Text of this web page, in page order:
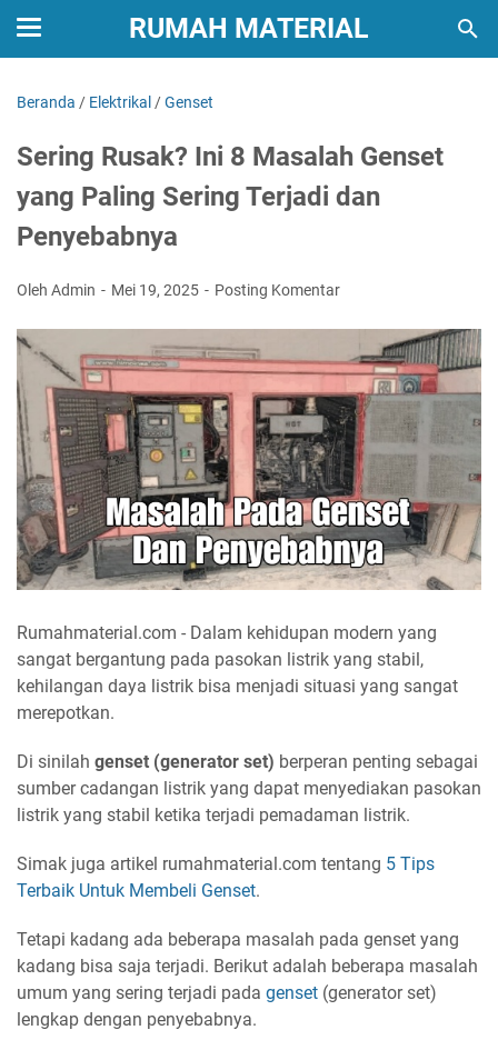
RUMAH MATERIAL
Beranda / Elektrikal /Genset
Sering Rusak? Ini 8 Masalah Genset
yang Paling Sering Terjadi dan
Penyebabnya
Oleh Admin Mei 19, 2025 Posting Komentar
Rumahmaterial.com - Dalam kehidupan modern yang
sangat bergantung pada pasokan listrik yang stabil,
kehilangan daya listrik bisa menjadi situasi yang sangat
merepotkan.
Di sinilah genset (generator set) berperan penting sebagai
sumber cadangan listrik yang dapat menyediakan pasokan
listrik yang stabil ketika terjadi pemadaman listrik.
Simak juga artikel rumahmaterial.com tentang 5 Tips
Terbaik Untuk Membeli Genset.
Tetapi kadang ada beberapa masalah pada genset yang
kadang bisa saja terjadi. Berikut adalah beberapa masalah
umum yang sering terjadi pada genset (generator set)
lengkap dengan penyebabnya.